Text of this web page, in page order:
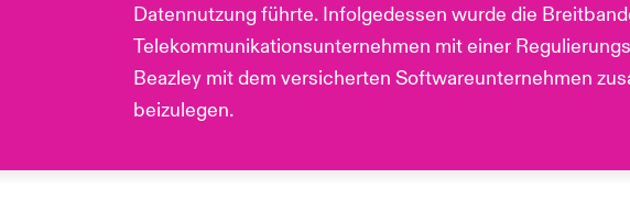
Datennutzung führte. Infolgedessen wurde die
Telekommunikationsunternehmen mit einer
Beazley mit dem versicherten Softwareunternehmen
beizulegen.